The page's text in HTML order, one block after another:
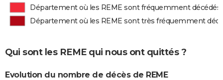
Département où les REME sont fréquemment décédés
Département où les REME sont très fréquemment
Qui sont les REME qui nous ont quittés ?
Evolution du nombre de décès de REME